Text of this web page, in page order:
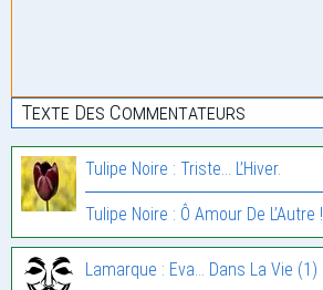
Texte Des Commentateurs
Tulipe Noire : Triste… L’Hiver.
Tulipe Noire : Ô Amour De L’Autre !
Lamarque : Eva… Dans La Vie (1)